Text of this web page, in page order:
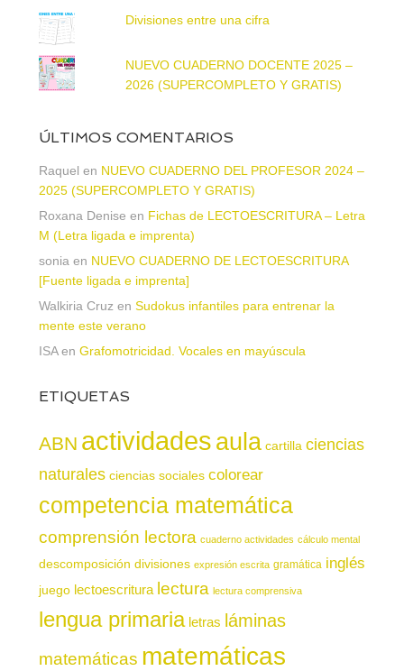
Divisiones entre una cifra
NUEVO CUADERNO DOCENTE 2025 –
2026 (SUPERCOMPLETO Y GRATIS)
ÚLTIMOS COMENTARIOS
Raquel en NUEVO CUADERNO DEL PROFESOR 2024 –
2025 (SUPERCOMPLETO Y GRATIS)
Roxana Denise en Fichas de LECTOESCRITURA – Letra
M (Letra ligada e imprenta)
sonia en NUEVO CUADERNO DE LECTOESCRITURA
[Fuente ligada e imprenta]
Walkiria Cruz en Sudokus infantiles para entrenar la
mente este verano
ISAen Grafomotricidad. Vocales en mayúscula
ETIQUETAS
ABN actividadesaula cartilla ciencias
naturales ciencias sociales colorear
competencia matemática
comprensión lectora cuaderno actividades cálculo mental
descomposición divisiones expresión escrita gramática inglés
juego lectoescritura lectura lectura comprensiva
lengua primaria letras láminas
matemáticas matemáticas